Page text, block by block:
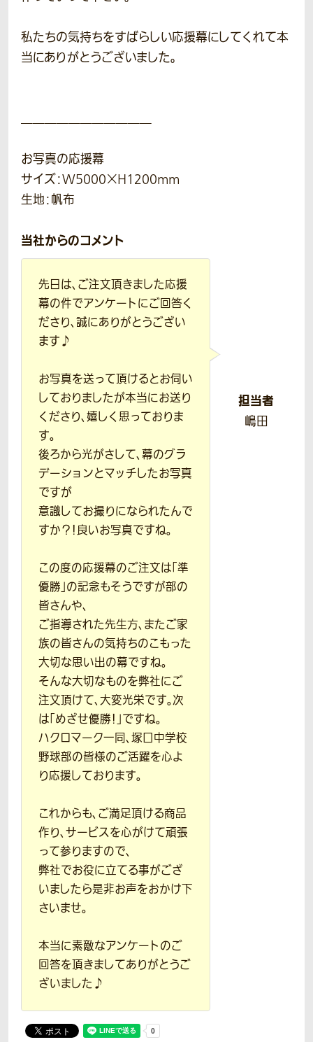
私たちの気持ちをすばらしい応援幕にしてくれて本
当にありがとうございました。
お写真の応援幕
サイズ：W5000×H1200mm
生地：帆布
当社からのコメント
先日は、ご注文頂きました応援
幕の件でアンケートにご回答く
ださり、誠にありがとうござい
ます♪
お写真を送って頂けるとお伺い
しておりましたが本当にお送り
くださり、嬉しく思っておりま
す。
後ろから光がさして、幕のグラ
デーションとマッチしたお写真
ですが
意識してお撮りになられたんで
すか？！良いお写真ですね。
この度の応援幕のご注文は「準
優勝」の記念もそうですが部の
皆さんや、
ご指導された先生方、またご家
族の皆さんの気持ちのこもった
大切な思い出の幕ですね。
そんな大切なものを弊社にご
注文頂けて、大変光栄です。次
は「めざせ優勝！」ですね。
ハクロマーク一同、塚口中学校
野球部の皆様のご活躍を心よ
り応援しております。
これからも、ご満足頂ける商品
作り、サービスを心がけて頑張
って参りますので、
弊社でお役に立てる事がござ
いましたら是非お声をおかけ下
さいませ。
本当に素敵なアンケートのご
回答を頂きましてありがとうご
ざいました♪
担当者
嶋田